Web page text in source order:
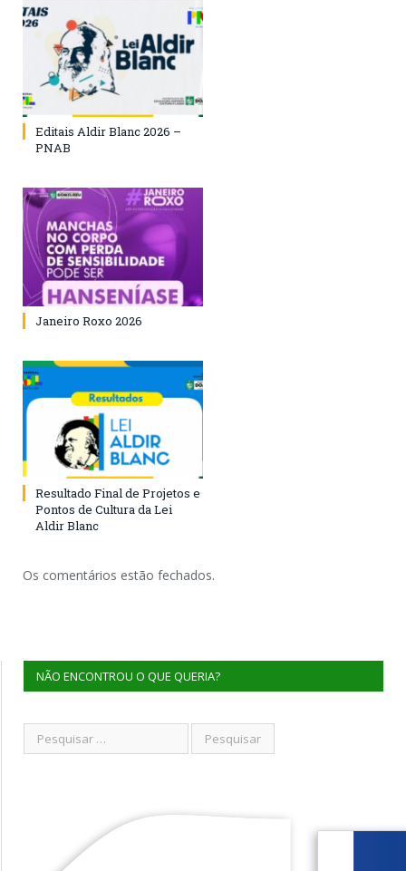
Editais Aldir Blanc 2026 –
PNAB
Janeiro Roxo 2026
Resultado Final de Projetos e
Pontos de Cultura da Lei
Aldir Blanc
Os comentários estão fechados.
NÃO ENCONTROU O QUE QUERIA?